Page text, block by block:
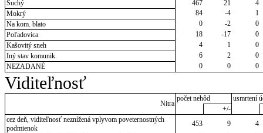
Suchý 467 21
4
Mokrý
84 -4
1
Na kom. blato
0 -2
0
Poľadovica
18 -17
0
Kašovitý sneh
4 1
0
Iný stav komunik.
6 2
0
NEZADANÉ
0 0 0
Viditeľnosť
Nitra
počet nehôd
usmrtení
+/-
cez deň, viditeľnosť neznížená vplyvom poveternostných
podmienok
453 9
4